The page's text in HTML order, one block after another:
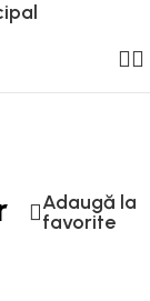
Adaugă la
favorite